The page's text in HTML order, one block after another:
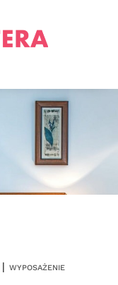
| WYPOSAŻENIE